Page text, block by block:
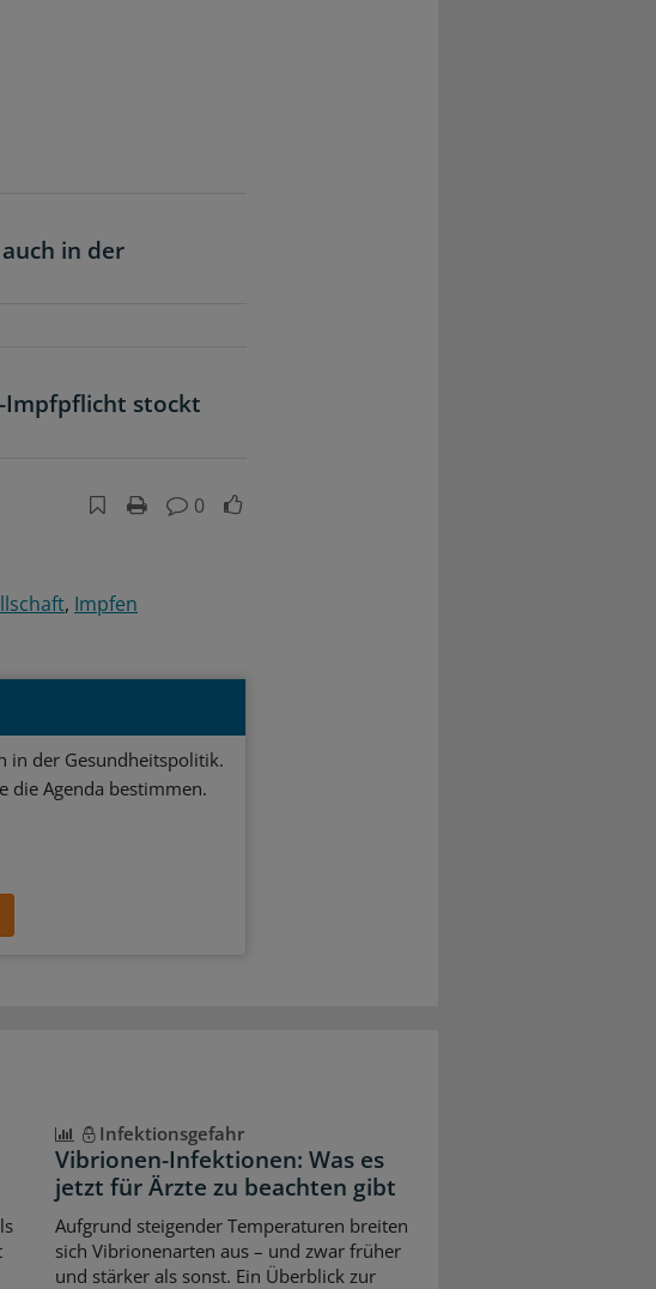
in der
Impfpflicht stockt
0
Impfen
in der Gesundheitspolitik.
die Agenda bestimmen.
Infektionsgefahr
Vibrionen-Infektionen: Was es
jetzt für Ärzte zu beachten gibt
Aufgrund steigender Temperaturen breiten
sich Vibrionenarten aus – und zwar früher
und stärker als sonst. Ein Überblick zur